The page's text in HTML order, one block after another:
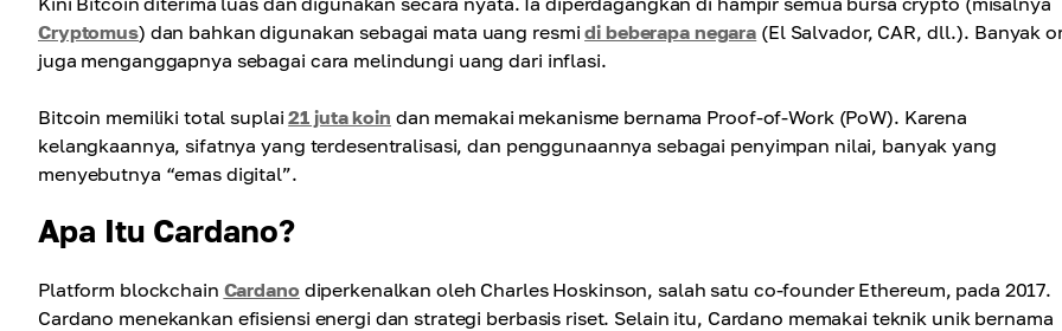
Cryptomus) dan bahkan digunakan sebagai mata uang resmidi beberapa negara (El Salvador, CAR, dll.). Banyak
juga menganggapnya sebagai cara melindungi uang dari inflasi.
Bitcoin memiliki total suplai21 juta koin dan memakai mekanisme bernama Proof-of-Work (PoW). Karena
kelangkaannya, sifatnya yang terdesentralisasi, dan penggunaannya sebagai penyimpan nilai, banyak yang
menyebutnya “emas digital”.
Apa Itu Cardano?
Platform blockchain Cardano diperkenalkan oleh Charles Hoskinson, salah satu co-founder Ethereum, pada 2017.
Cardano menekankan efisiensi energi dan strategi berbasis riset. Selain itu, Cardano memakai teknik unik bernama